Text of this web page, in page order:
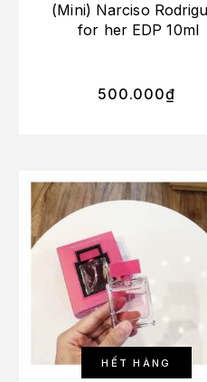
(Mini) Narciso
for her EDP 10ml
500.000₫
HẾT HÀNG